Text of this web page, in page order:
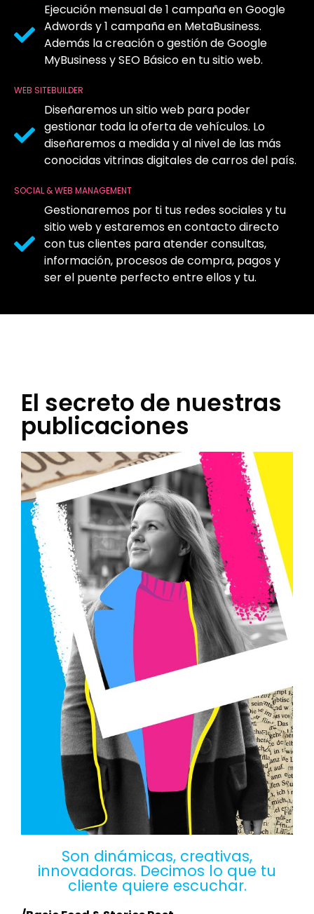
Ejecución mensual de 1 campaña en Google
Adwords y 1 campaña en MetaBusiness.
Además la creación o gestión de Google
MyBusiness y SEO Básico en tu sitio web.
WEB SITEBUILDER
Diseñaremos un sitio web para poder
gestionar toda la oferta de vehículos. Lo
diseñaremos a medida y al nivel de las más
conocidas vitrinas digitales de carros del país.
SOCIAL & WEB MANAGEMENT
Gestionaremos por ti tus redes sociales y tu
sitio web y estaremos en contacto directo
con tus clientes para atender consultas,
información, procesos de compra, pagos y
ser el puente perfecto entre ellos y tu.
El secreto de nuestras
publicaciones
Son dinámicas, creativas,
innovadoras. Decimos lo que tu
cliente quiere escuchar.